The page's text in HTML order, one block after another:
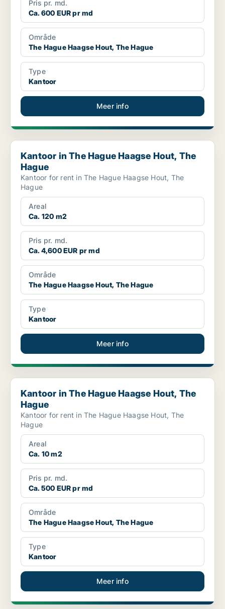
Pris pr. md.
Ca. 600 EUR pr md
Område
The Hague Haagse Hout, The Hague
Type
Kantoor
Meer info
Kantoor in The Hague Haagse Hout, The Hague
Kantoor in The Hague Haagse Hout, The
Hague
Kantoor for rent in The Hague Haagse Hout, The
Hague
Areal
Ca. 120 m2
Pris pr. md.
Ca. 4,600 EUR pr md
Område
The Hague Haagse Hout, The Hague
Type
Kantoor
Meer info
Kantoor in The Hague Haagse Hout, The Hague
Kantoor in The Hague Haagse Hout, The
Hague
Kantoor for rent in The Hague Haagse Hout, The
Hague
Areal
Ca. 10 m2
Pris pr. md.
Ca. 500 EUR pr md
Område
The Hague Haagse Hout, The Hague
Type
Kantoor
Meer info